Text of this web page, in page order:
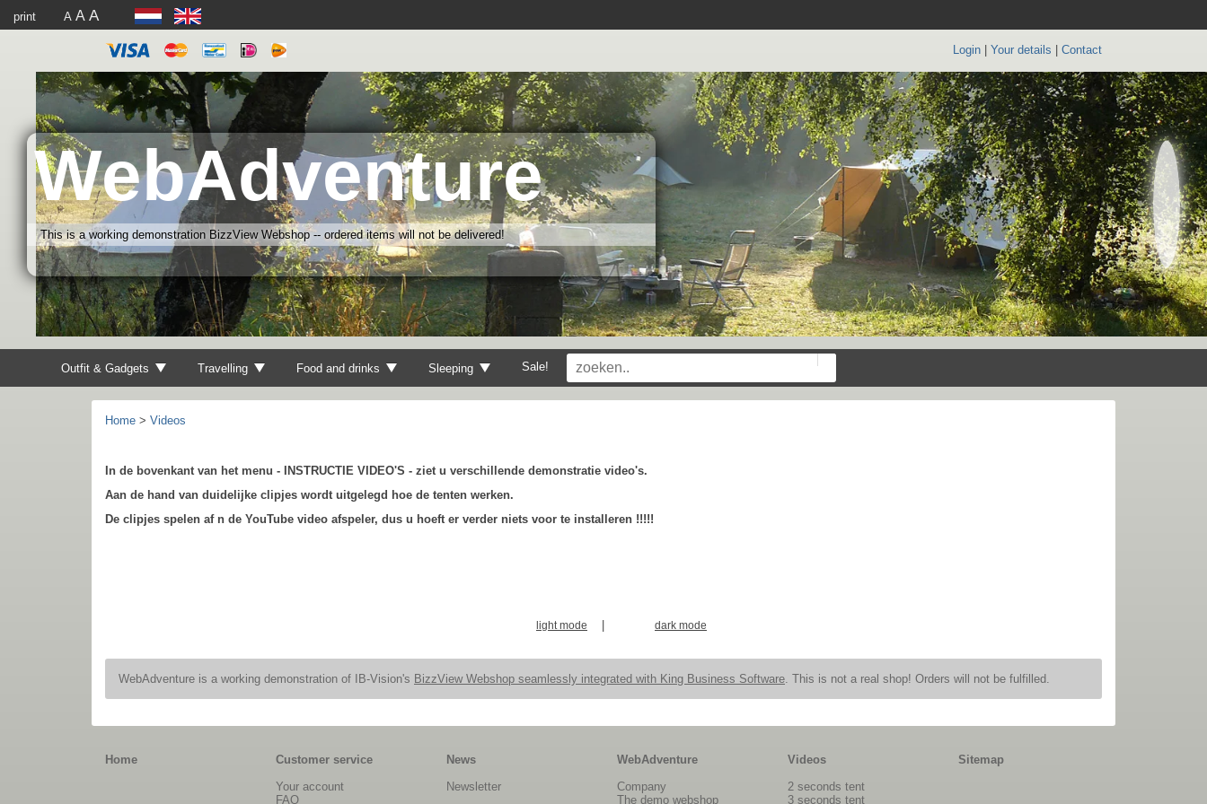
print A A A
Login Your details Contact
WebAdventure
This is a working demonstration BizzView Webshop -- ordered items will not be delivered!
Outfit & Gadgets Travelling Food and drinks Sleeping Sale!
Home > Videos
In de bovenkant van het menu - INSTRUCTIE VIDEO'S - ziet u verschillende demonstratie video's.
Aan de hand van duidelijke clipjes wordt uitgelegd hoe de tenten werken.
De clipjes spelen af n de YouTube video afspeler, dus u hoeft er verder niets voor te installeren !!!!!
light mode dark mode
WebAdventure is a working demonstration of IB-Vision's BizzView Webshop seamlessly integrated with King Business Software . This is not a real shop! Orders will not be fulfilled.
Home
Customer service
Your account
FAQ
News
Newsletter
WebAdventure
Company
The demo webshop
Videos
2 seconds tent
3 seconds tent
Sitemap